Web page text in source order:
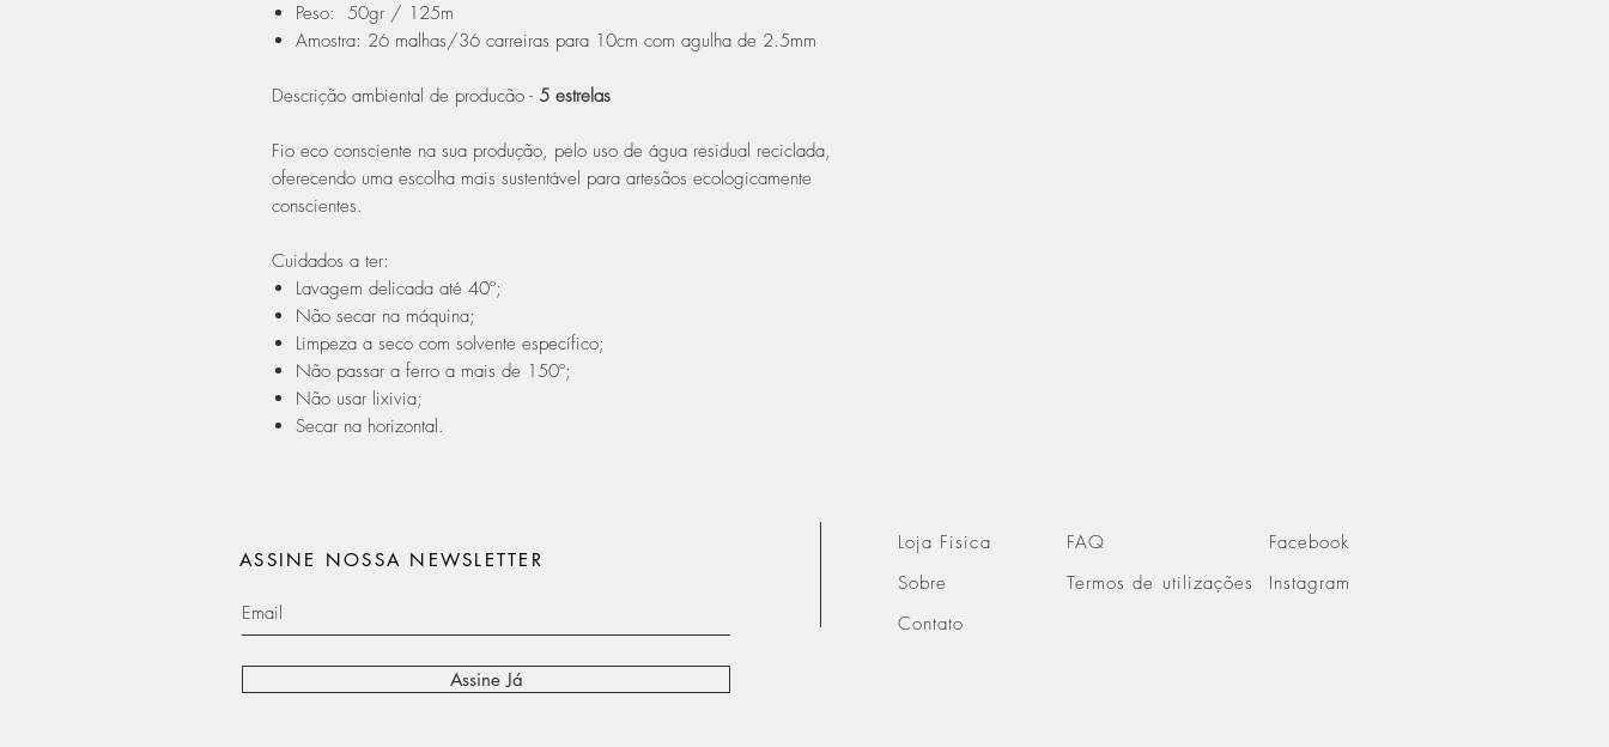
Peso: 50gr / 125m
Amostra: 26 malhas/36 carreiras para 10cm com agulha de 2.5mm
Descrição ambiental de producão - 5 estrelas
Fio eco consciente na sua produção, pelo uso de água residual reciclada,
oferecendo uma escolha mais sustentável para artesãos ecologicamente
conscientes.
Cuidados a ter:
Lavagem delicada até 40º;
Não secar na máquina;
Limpeza a seco com solvente específico;
Não passar a ferro a mais de 150º;
Não usar lixivia;
Secar na horizontal.
Assine Já
ASSINE NOSSA NEWSLETTER
Loja Fisica
Sobre
Contato
FAQ
Termos de utilizações
Facebook
Instagram